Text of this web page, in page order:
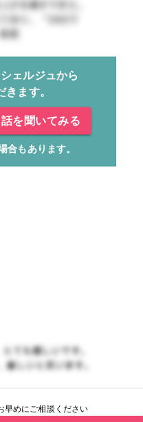
ェルジュから
きます。
を聞いてみる
もあります。
早めにご相談ください